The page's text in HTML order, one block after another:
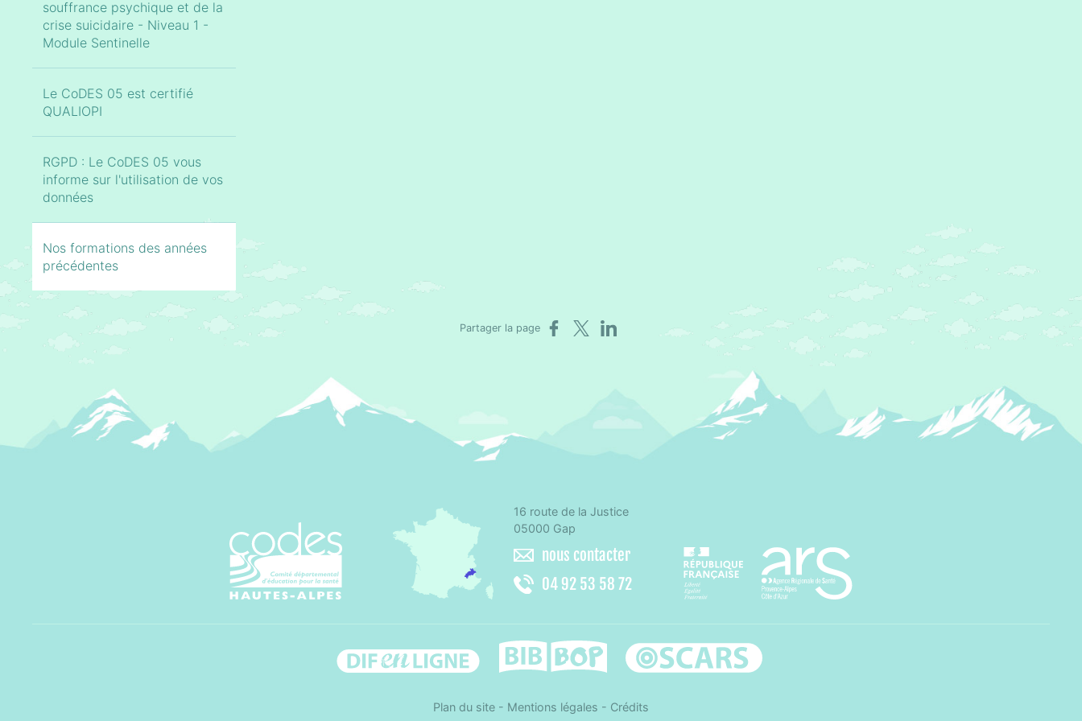
souffrance psychique et de la
crise suicidaire - Niveau 1 -
Module Sentinelle
Le CoDES 05 est certifié
QUALIOPI
RGPD : Le CoDES 05 vous
informe sur l'utilisation de vos
données
Nos formations des années
précédentes
Partager la page Partager sur Facebook
Partager sur X
Partager sur LinkedIn
CoDES 05 - Comité départemental d'éducation pour la santé des Hautes-Alpes
16 route de la Justice
05000 Gap
nous contacter
04 92 53 58 72
Agence régionale de santé Paca
Difenligne Bib-bop Oscars
Plan du site- Mentions légales - Crédits